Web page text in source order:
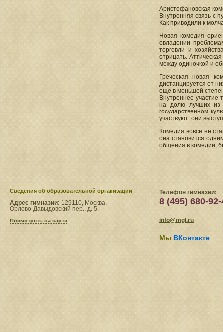
Аристофановская
Внутренняя связь с
Как приводили к
Новая комедия
овладении
торговли и
отрицать.
между одиночкой и
Греческая новая
дистанцируется от
еще в меньшей
Внутреннее участие
на долю лучших из
государственном
участвуют: они
Комедия вовсе не
она становится
общения в комедии,
Сведения​ об образовательной организации
Адрес гимназии: 129110, Москва,
Орлово-Давыдовский пер., д. 5.
Посмотреть на карте
Телефон гимназии:
8 (495) 680-92-
info@mgl.ru
Мы ВКонтакте